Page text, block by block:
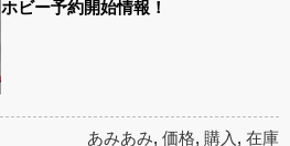
ホビー予約開始情報！
あみあみ, 価格, 購入, 在庫